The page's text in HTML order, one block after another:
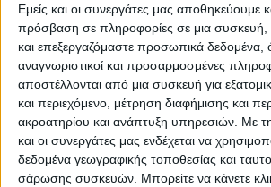
Εμείς και οι συνεργάτες μας αποθηκεύουμε
πρόσβαση σε πληροφορίες σε μια
και επεξεργαζόμαστε προσωπικά δεδομένα,
αναγνωριστικοί και προσαρμοσμένες
αποστέλλονται από μια συσκευή για
και περιεχόμενο, μέτρηση διαφήμισης και
ακροατηρίου και ανάπτυξη υπηρεσιών. Με
και οι συνεργάτες μας ενδέχεται να
δεδομένα γεωγραφικής τοποθεσίας και
σάρωσης συσκευών. Μπορείτε να κάνετε
κύκλωμα όσο και στις
στο Νομό και η Περιφέρεια
κάθε τρόπο να προχωρήσει σε
αποκαταστάσεις.
Τελευταίες Ειδήσεις Σήμερα